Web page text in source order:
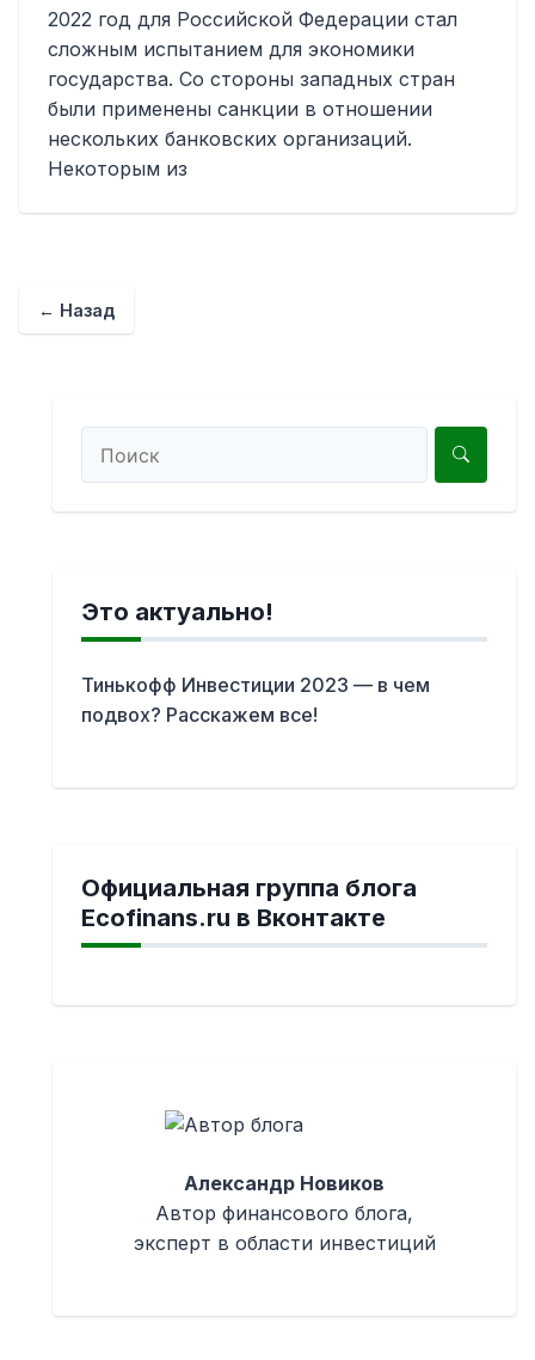
2022 год для Российской Федерации стал
сложным испытанием для экономики
государства. Со стороны западных стран
были применены санкции в отношении
нескольких банковских организаций.
Некоторым из
← Назад
Это актуально!
Тинькофф Инвестиции 2023 — в чем
подвох? Расскажем все!
Официальная группа блога
Ecofinans.ru в Вконтакте
Александр Новиков
Автор финансового блога,
эксперт в области инвестиций